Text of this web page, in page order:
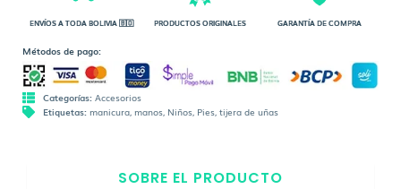
ENVÍOS A TODA BOLIVIA 🇧🇴 PRODUCTOS ORIGINALES GARANTÍA DE COMPRA
Métodos de pago:
Categorías: Accesorios
Etiquetas: manicura, manos, Niños, Pies, tijera de uñas
SOBRE EL PRODUCTO